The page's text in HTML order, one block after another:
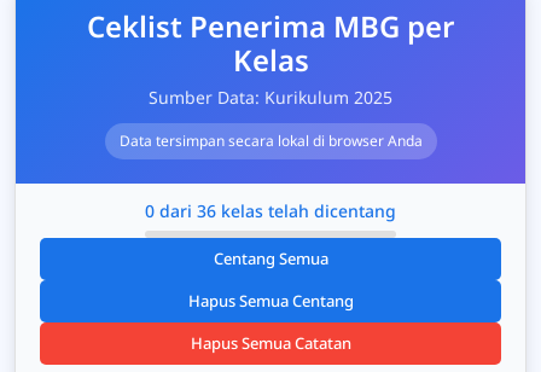
Ceklist Penerima MBG per
Kelas
Sumber Data: Kurikulum 2025
Data tersimpan secara lokal di browser Anda
0 dari 36 kelas telah dicentang
Centang Semua
Hapus Semua Centang
Hapus Semua Catatan